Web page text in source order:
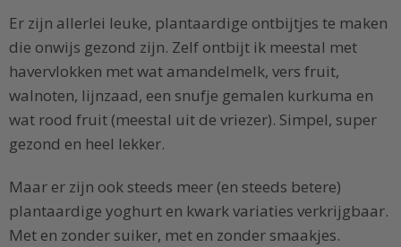
Er zijn allerlei leuke, plantaardige ontbijtjes te maken
die onwijs gezond zijn. Zelf ontbijt ik meestal met
havervlokken met wat amandelmelk, vers fruit,
walnoten, lijnzaad, een snufje gemalen kurkuma en
wat rood fruit (meestal uit de vriezer). Simpel, super
gezond en heel lekker.
Maar er zijn ook steeds meer (en steeds betere)
plantaardige yoghurt en kwark variaties verkrijgbaar.
Met en zonder suiker, met en zonder smaakjes.